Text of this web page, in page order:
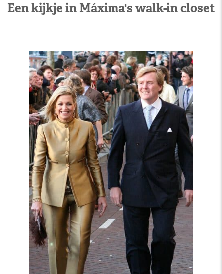
Een kijkje in Máxima's walk-in closet